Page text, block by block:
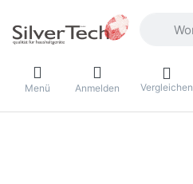
Menü Anmelden Vergleichen